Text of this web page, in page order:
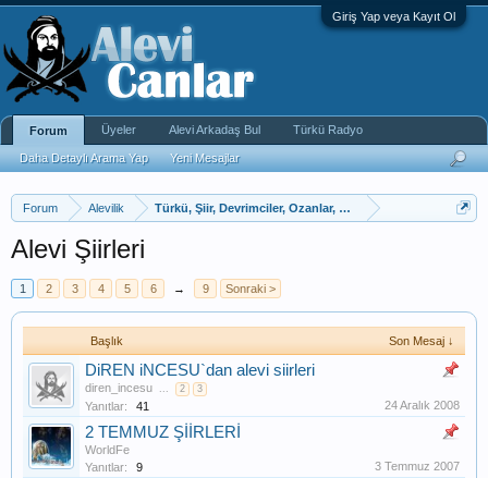
Giriş Yap veya Kayıt Ol
Forum Alevilik Türkü, Şiir, Devrimciler, Ozanlar, Bektaşi Fıkra
Alevi Şiirleri
1 2 3 4 5 6 → 9 Sonraki >
Başlık Son Mesaj ↓
DiREN iNCESU`dan alevi siirleri
diren_incesu ... 2 3
Yanıtlar: 41 24 Aralık 2008
2 TEMMUZ ŞİİRLERİ
WorldFe
Yanıtlar:
9 3 Temmuz 2007
Forum
Daha Detaylı Arama Yap Yeni Mesajlar
Üyeler Alevi Arkadaş Bul Türkü Radyo